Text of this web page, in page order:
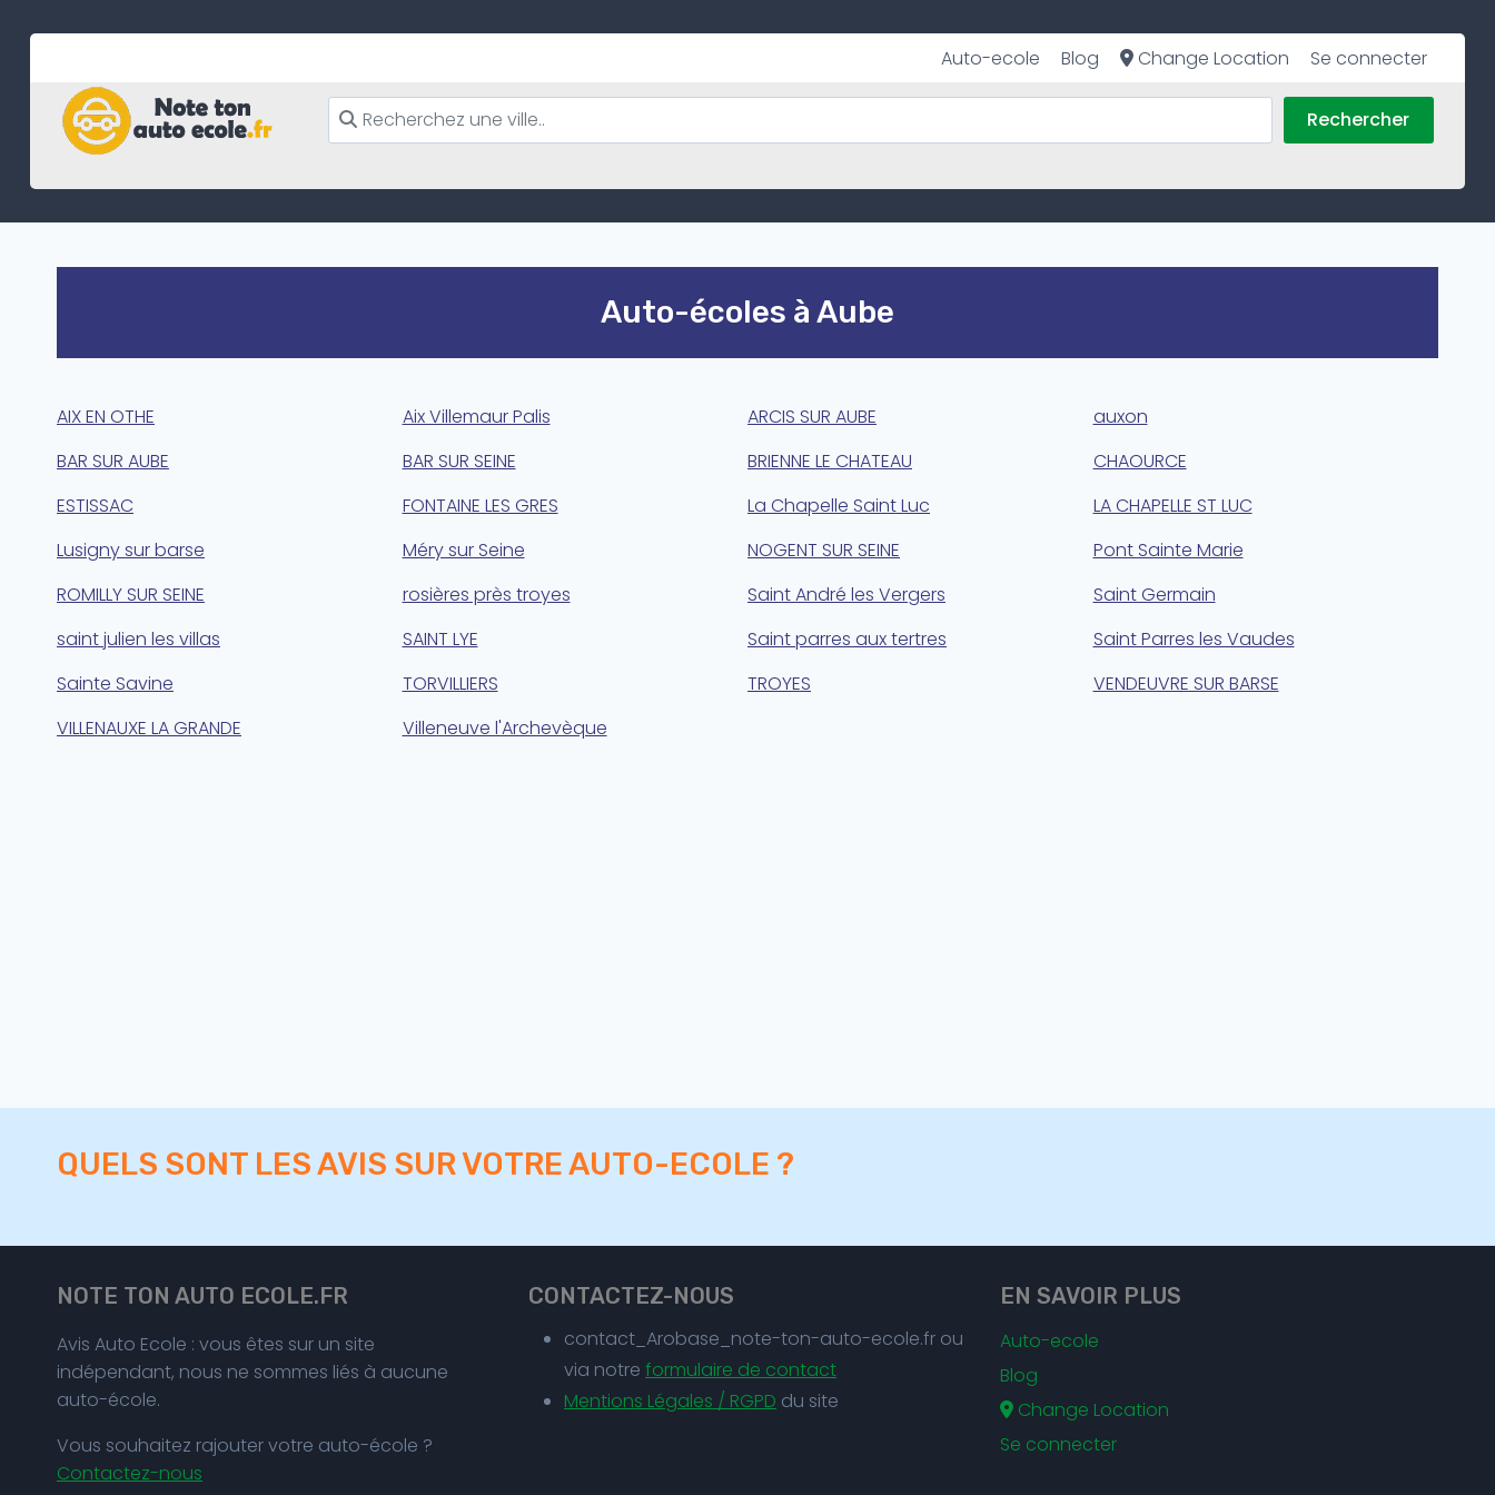
Auto-ecole Blog Change Location Se connecter
Rechercher
Auto-écoles à Aube
AIX EN OTHE Aix Villemaur Palis ARCIS SUR AUBE
auxon
BAR SUR AUBE
BAR SUR SEINE BRIENNE LE CHATEAU
CHAOURCE
ESTISSAC
FONTAINE LES GRES La Chapelle Saint Luc
LA CHAPELLE ST LUC
Lusigny sur barse
Méry sur Seine NOGENT SUR SEINE
Pont Sainte Marie
ROMILLY SUR SEINE
rosières près troyes Saint André les Vergers
Saint Germain
saint julien les villas
SAINT LYE Saint parres aux tertres
Saint Parres les Vaudes
Sainte Savine
TORVILLIERS TROYES
VENDEUVRE SUR BARSE
VILLENAUXE LA GRANDE
Villeneuve l'Archevèque
QUELS SONT LES AVIS SUR VOTRE AUTO-ECOLE ?
NOTE TON AUTO ECOLE.FR
Avis Auto Ecole : vous êtes sur un site
indépendant, nous ne sommes liés à aucune
auto-école.
Vous souhaitez rajouter votre auto-école ?
Contactez-nous
CONTACTEZ-NOUS
contact_Arobase_note-ton-auto-ecole.fr ou
via notre formulaire de contact
Mentions Légales / RGPD du site
EN SAVOIR PLUS
Auto-ecole
Blog
Change Location
Se connecter